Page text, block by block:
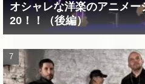
オシャレな洋楽のアニメー
20！！（後編）